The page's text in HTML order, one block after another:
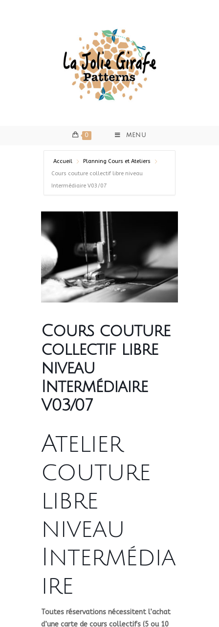
0 MENU
Accueil
Planning Cours et Ateliers
Cours couture collectif libre niveau
Intermédiaire V03/07
Cours couture
collectif libre
niveau
Intermédiaire
V03/07
Atelier
couture
libre
niveau
Intermédia
ire
Toutes réservations nécessitent l’achat
d’une carte de cours collectifs (5 ou 10